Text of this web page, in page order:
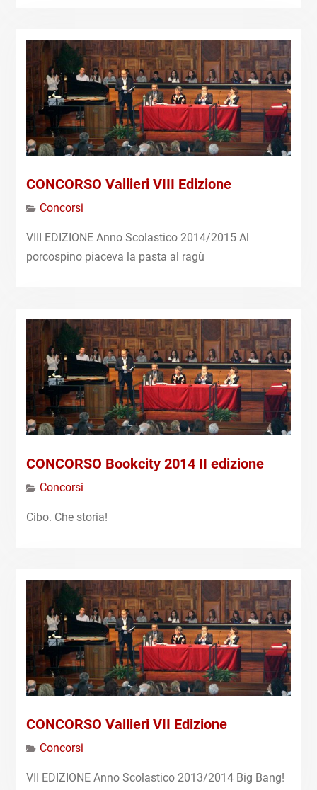
CONCORSO Vallieri VIII Edizione
Concorsi
VIII EDIZIONE Anno Scolastico 2014/2015 Al
porcospino piaceva la pasta al ragù
CONCORSO Bookcity 2014 II edizione
Concorsi
Cibo. Che storia!
CONCORSO Vallieri VII Edizione
Concorsi
VII EDIZIONE Anno Scolastico 2013/2014 Big Bang!